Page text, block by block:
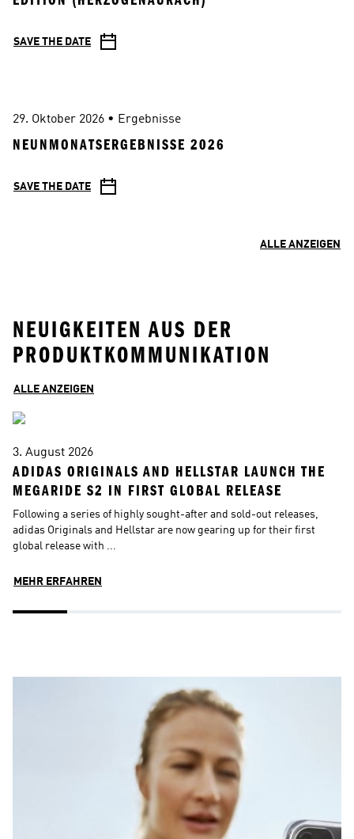
SAVE THE DATE
29. Oktober 2026 • Ergebnisse
NEUNMONATSERGEBNISSE 2026
SAVE THE DATE
ALLE ANZEIGEN
NEUIGKEITEN AUS DER
PRODUKTKOMMUNIKATION
ALLE ANZEIGEN
3. August 2026
ADIDAS ORIGINALS AND HELLSTAR LAUNCH THE
MEGARIDE S2 IN FIRST GLOBAL RELEASE
Following a series of highly sought-after and sold-out releases,
adidas Originals and Hellstar are now gearing up for their first
global release with ...
MEHR ERFAHREN